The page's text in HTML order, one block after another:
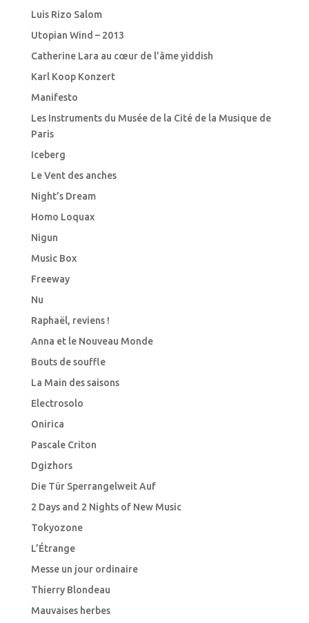
Luis Rizo Salom
Utopian Wind – 2013
Catherine Lara au cœur de l’âme yiddish
Karl Koop Konzert
Manifesto
Les Instruments du Musée de la Cité de la Musique de
Paris
Iceberg
Le Vent des anches
Night’s Dream
Homo Loquax
Nigun
Music Box
Freeway
Nu
Raphaël, reviens !
Anna et le Nouveau Monde
Bouts de souffle
La Main des saisons
Electrosolo
Onirica
Pascale Criton
Dgizhors
Die Tür Sperrangelweit Auf
2 Days and 2 Nights of New Music
Tokyozone
L’Étrange
Messe un jour ordinaire
Thierry Blondeau
Mauvaises herbes